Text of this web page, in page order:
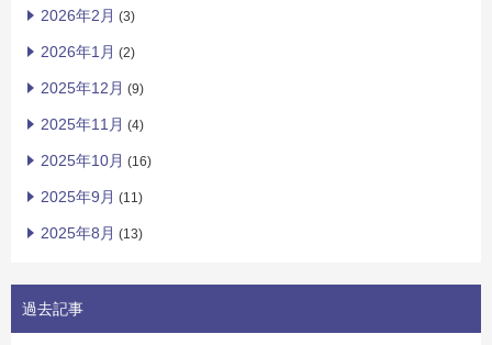
2026年2月 (3)
2026年1月 (2)
2025年12月 (9)
2025年11月 (4)
2025年10月 (16)
2025年9月 (11)
2025年8月 (13)
過去記事